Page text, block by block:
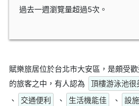
過去一週瀏覽量超過5次。
賦樂旅居位於台北市大安區，是頗受
的旅客之中，有人認為
頂樓游泳池很
、
交通便利 、 生活機能佳 、 設